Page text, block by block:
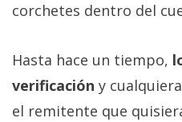
corchetes dentro del
Hasta hace un tiempo,
verificación y
el remitente que